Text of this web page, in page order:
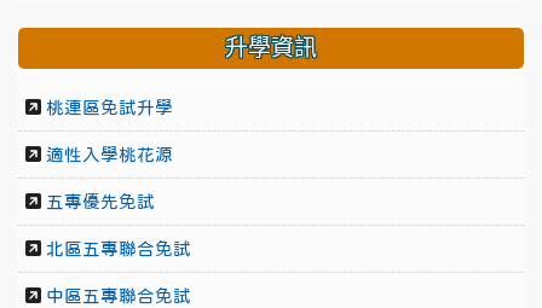
升學資訊
桃連區免試升學
適性入學桃花源
五專優先免試
北區五專聯合免試
中區五專聯合免試